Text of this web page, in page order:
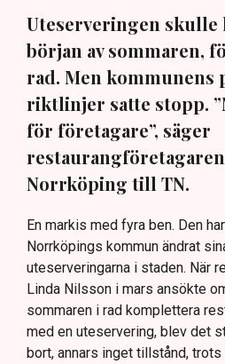
Uteserveringen skulle
början av sommaren,
rad. Men
riktlinjer satte stopp.
för företagare”, säger
Norrköping till TN.
En markis med fyra ben. Den
Norrköpings kommun ändrat
uteserveringarna i staden. När
Linda Nilsson i mars ansökte
sommaren i rad komplettera
med en uteservering, blev det
bort, annars inget tillstånd,